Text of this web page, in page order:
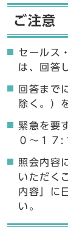
ご注意
セールス
は、回答
回答まで
除く。）
緊急を要
０〜１７:
照会内容
いただく
内容」に
い。